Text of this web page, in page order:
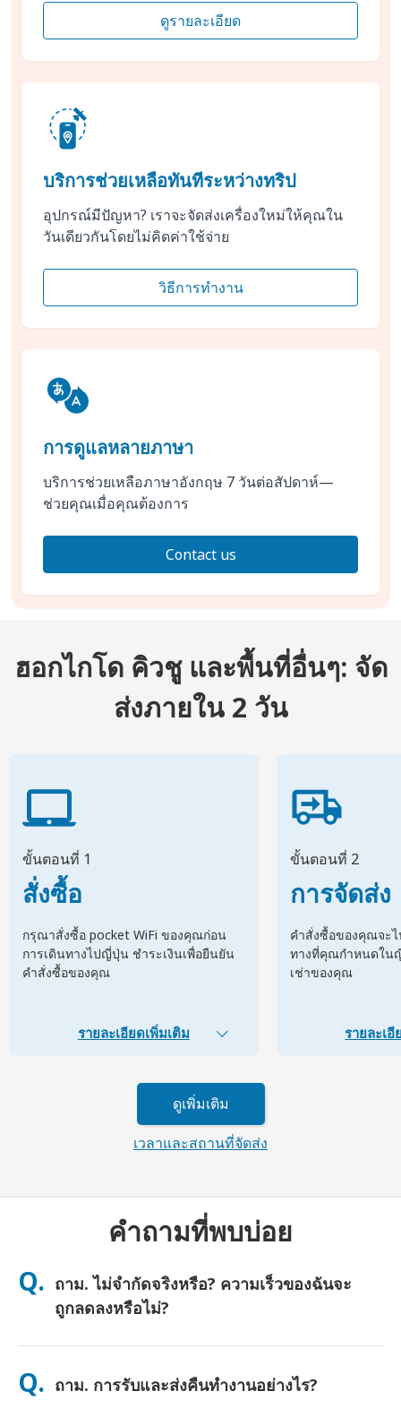
ดูรายละเอียด
บริการช่วยเหลือทันทีระหว่างทริป
อุปกรณ์มีปัญหา? เราจะจัดส่งเครื่องใหม่ให้คุณใน
วันเดียวกันโดยไม่คิดค่าใช้จ่าย
วิธีการทำงาน
การดูแลหลายภาษา
บริการช่วยเหลือภาษาอังกฤษ 7 วันต่อสัปดาห์—
ช่วยคุณเมื่อคุณต้องการ
Contact us
ฮอกไกโด คิวชู และพื้นที่อื่นๆ: จัด
ส่งภายใน 2 วัน
ขั้นตอนที่ 1
สั่งซื้อ
กรุณาสั่งซื้อ pocket WiFi ของคุณก่อน
การเดินทางไปญี่ปุ่น ชำระเงินเพื่อยืนยัน
คำสั่งซื้อของคุณ
รายละเอียดเพิ่มเติม
ขั้นตอนที่ 2
การจัดส่ง
คำสั่งซื้อของคุณจะ
ทางที่คุณกำหนดใน
เช่าของคุณ
รายละเ
ดูเพิ่มเติม
เวลาและสถานที่จัดส่ง
คำถามที่พบบ่อย
Q. ถาม. ไม่จำกัดจริงหรือ? ความเร็วของฉันจะ
ถูกลดลงหรือไม่?
ตอบ. ใช่ครับ ไม่จำกัดอย่างแท้จริง และเราไม่ใช้เพดานนโยบายการ
ใช้ข้อมูลได้มากเท่าที่คุณต้องการตลอดทั้งวัน (เช่นเดียวกับเครือข่าย
มือถืออื่นๆ ความแออัดชั่วคราวของผู้ให้บริการอาจส่งผลต่อความเร็ว)
Q. ถาม. การรับและส่งคืนทำงานอย่างไร?